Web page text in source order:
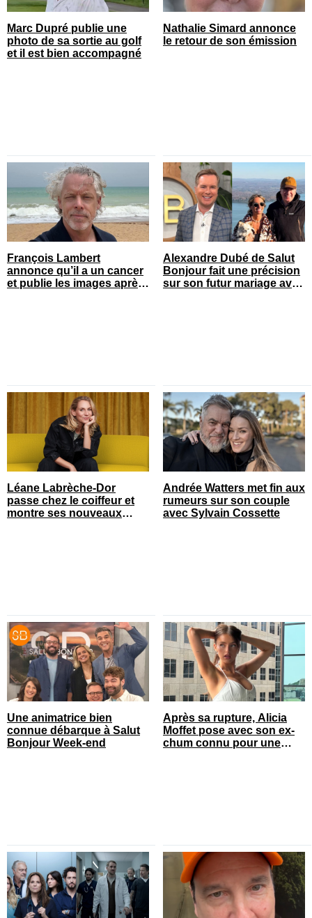
Marc Dupré publie une
photo de sa sortie au golf
et il est bien accompagné
Nathalie Simard annonce
le retour de son émission
François Lambert
annonce qu’il a un cancer
et publie les images après
Alexandre Dubé de Salut
Bonjour fait une précision
sur son futur mariage avec
Léane Labrèche-Dor
passe chez le coiffeur et
montre ses nouveaux
Andrée Watters met fin aux
rumeurs sur son couple
avec Sylvain Cossette
Une animatrice bien
connue débarque à Salut
Bonjour Week-end
Après sa rupture, Alicia
Moffet pose avec son ex-
chum connu pour une